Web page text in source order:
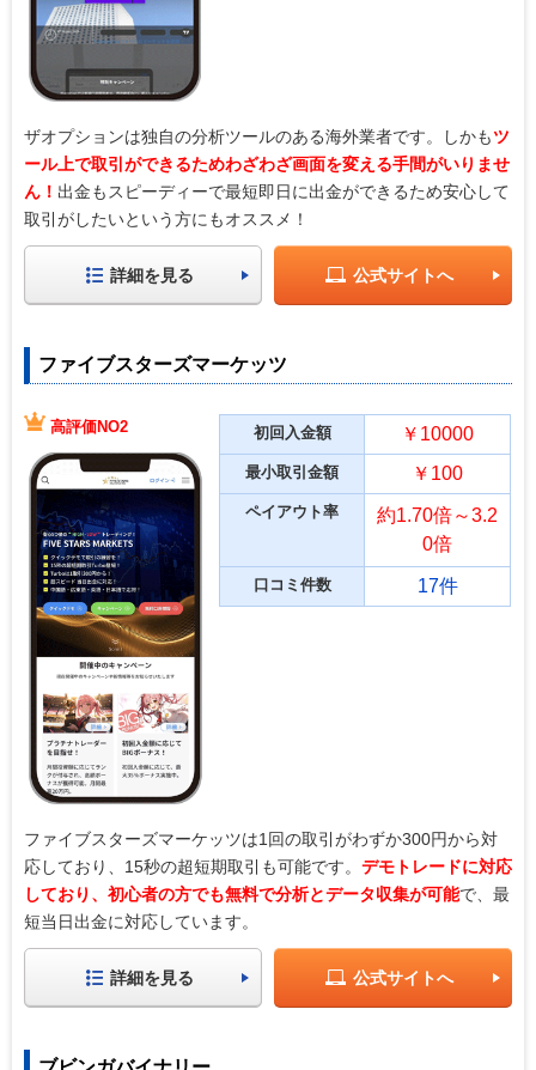
ザオプションは独自の分析ツールのある海外業者です。しかもツ
ール上で取引ができるためわざわざ画面を変える手間がいりませ
ん！ 出金もスピーディーで最短即日に出金ができるため安心して
取引がしたいという方にもオススメ！
詳細を見る 公式サイトへ
ファイブスターズマーケッツ
高評価NO2 初回入金額 ￥10000
最小取引金額 ￥100
ペイアウト率
約1.70倍～3.2
0倍
口コミ件数 17件
ファイブスターズマーケッツは1回の取引がわずか300円から対
応しており、15秒の超短期取引も可能です。 デモトレードに対応
しており、初心者の方でも無料で分析とデータ収集が可能で、最
短当日出金に対応しています。
詳細を見る 公式サイトへ